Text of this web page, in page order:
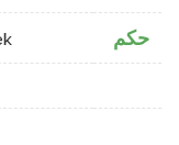
حكم